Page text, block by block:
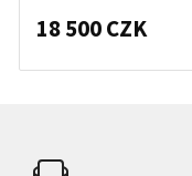
18 500 CZK